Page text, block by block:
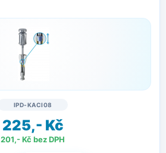
IPD-KACI08
225,- Kč
201,- Kč bez DPH